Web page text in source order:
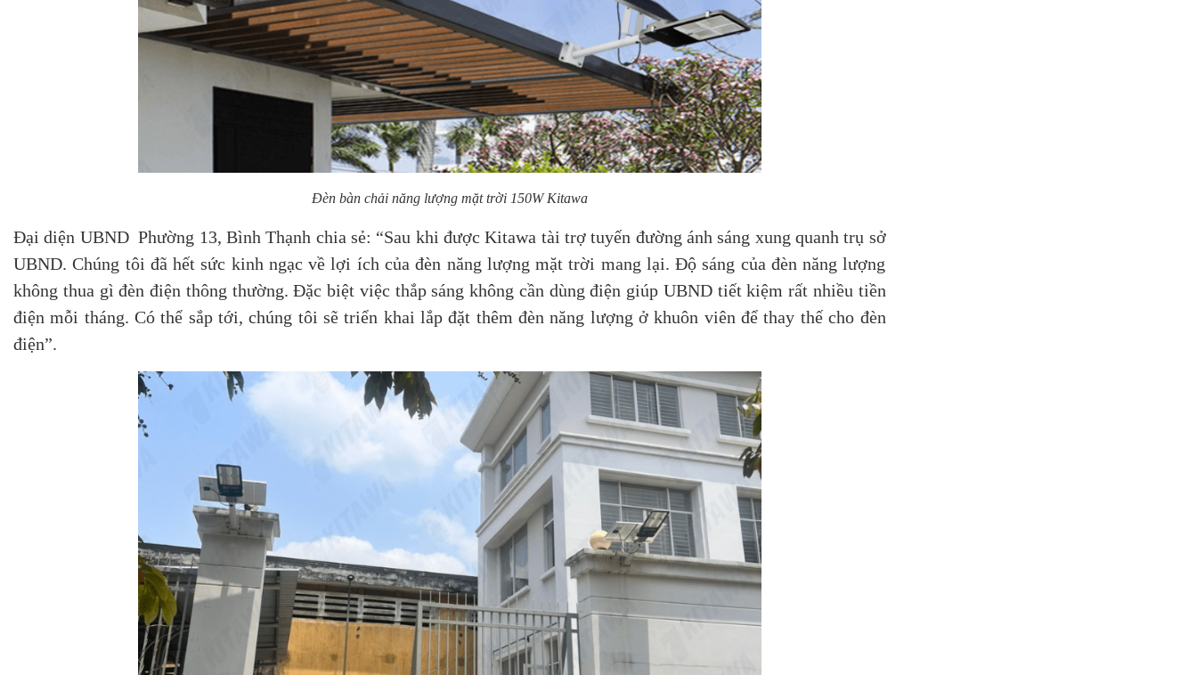
Đèn bàn chải năng lượng mặt trời 150W Kitawa
Đại diện UBND Phường 13, Bình Thạnh chia sẻ: “Sau khi được Kitawa tài trợ tuyến đường ánh sáng xung quanh trụ sở
UBND. Chúng tôi đã hết sức kinh ngạc về lợi ích của đèn năng lượng mặt trời mang lại. Độ sáng của đèn năng lượng
không thua gì đèn điện thông thường. Đặc biệt việc thắp sáng không cần dùng điện giúp UBND tiết kiệm rất nhiều tiền
điện mỗi tháng. Có thể sắp tới, chúng tôi sẽ triển khai lắp đặt thêm đèn năng lượng ở khuôn viên để thay thế cho đèn
điện”.